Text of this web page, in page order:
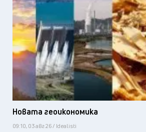
Новата геоикономика
09:10, 03 авг 26 / Idealisti